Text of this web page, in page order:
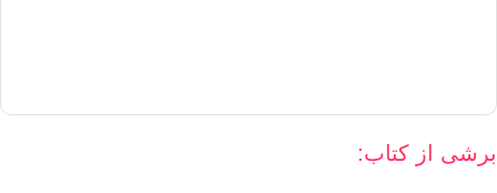
برشی از کتاب: